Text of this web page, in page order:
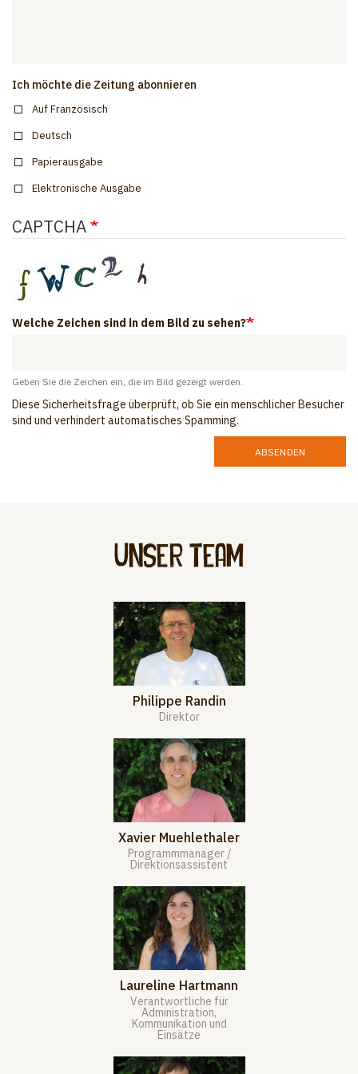
Ich möchte die Zeitung abonnieren
Auf Französisch
Deutsch
Papierausgabe
Elektronische Ausgabe
CAPTCHA
Welche Zeichen sind in dem Bild zu sehen?
Geben Sie die Zeichen ein, die im Bild gezeigt werden.
Diese Sicherheitsfrage überprüft, ob Sie ein menschlicher Besucher
sind und verhindert automatisches Spamming.
ABSENDEN
Unser Team
Philippe Randin
Direktor
Xavier Muehlethaler
Programmmanager /
Direktionsassistent
Laureline Hartmann
Verantwortliche für
Administration,
Kommunikation und
Einsätze